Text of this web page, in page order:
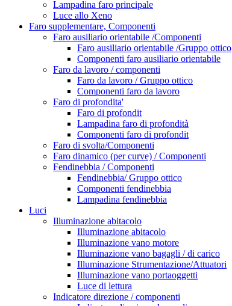
Lampadina faro principale
Luce allo Xeno
Faro supplementare, Componenti
Faro ausiliario orientabile /Componenti
Faro ausiliario orientabile /Gruppo ottico
Componenti faro ausiliario orientabile
Faro da lavoro / componenti
Faro da lavoro / Gruppo ottico
Componenti faro da lavoro
Faro di profondita'
Faro di profondit
Lampadina faro di profondità
Componenti faro di profondit
Faro di svolta/Componenti
Faro dinamico (per curve) / Componenti
Fendinebbia / Componenti
Fendinebbia/ Gruppo ottico
Componenti fendinebbia
Lampadina fendinebbia
Luci
Illuminazione abitacolo
Illuminazione abitacolo
Illuminazione vano motore
Illuminazione vano bagagli / di carico
Illuminazione Strumentazione/Attuatori
Illuminazione vano portaoggetti
Luce di lettura
Indicatore direzione / componenti